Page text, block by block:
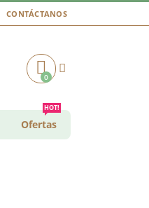
CONTÁCTANOS
Cart0
Ofertas
HOT!